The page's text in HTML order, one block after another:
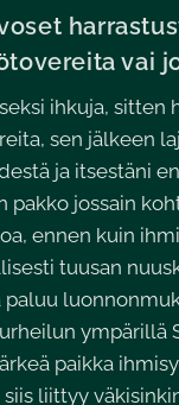
vai
ihkuja, sitten
sen jälkeen
ja itsestäni
pakko jossain
ennen kuin
tuusan
paluu
ympärillä
paikka
liittyy